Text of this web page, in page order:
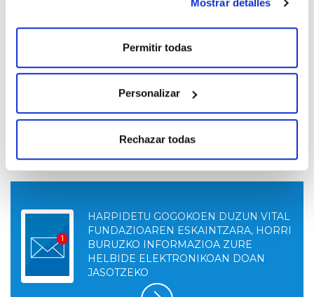
Mostrar detalles
Permitir todas
Personalizar
Rechazar todas
2024ko edizioan saritutako pertsonekin topaketa: Alex
Sarrera librea edukiera bete arte.
HARPIDETU GOGOKOEN DUZUN VITAL
FUNDAZIOAREN ESKAINTZARA, HORRI
BURUZKO INFORMAZIOA ZURE
HELBIDE ELEKTRONIKOAN DOAN
JASOTZEKO